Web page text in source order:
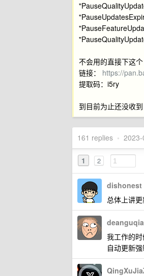
不会用的直接下这个
链接： https://
提取码：i5ry
到目前为止还没收
161 replies •
1 2
dishonest
总体上讲
我工作的
自动更新